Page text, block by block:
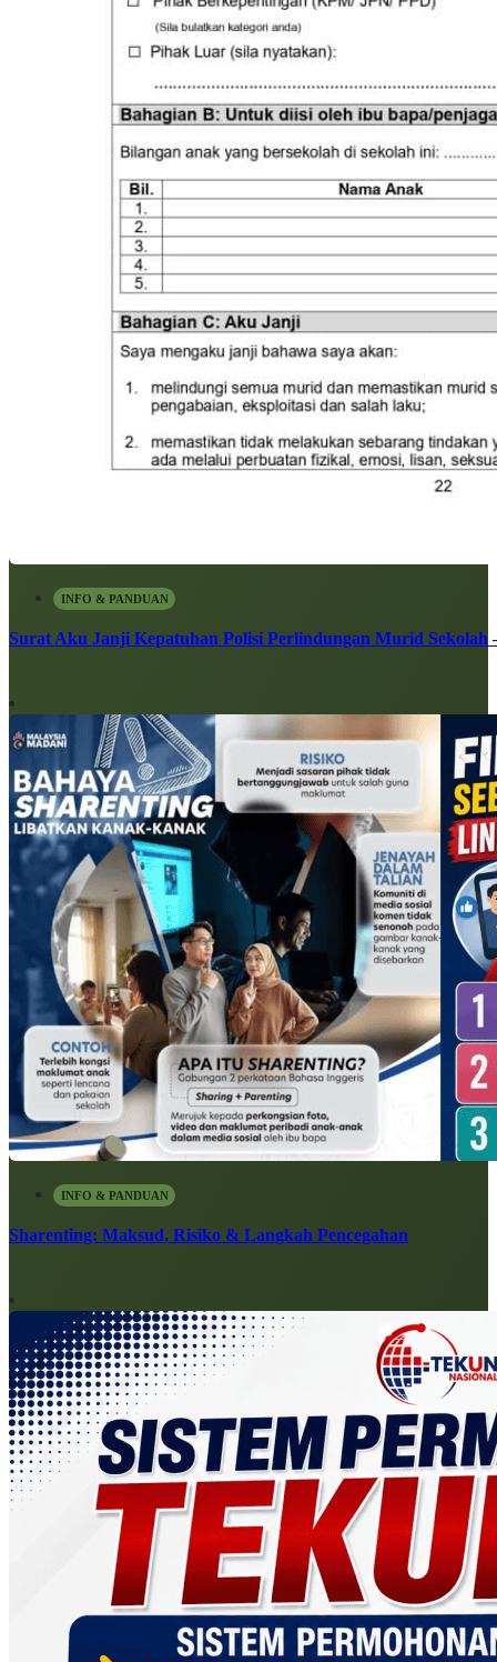
INFO & PANDUAN
Surat Aku Janji Kepatuhan Polisi Perlindungan Murid Sekolah
INFO & PANDUAN
Sharenting: Maksud, Risiko & Langkah Pencegahan